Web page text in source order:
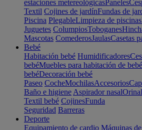
estaciones metereológicasPaneles
Textil Cojines de jardínFundas de
Piscina PlegableLimpieza de piscinas
Juguetes ColumpiosToboganes
Mascotas ComederosJaulasCasetas
Bebé
Habitación bebé Humidificadores
bebéMuebles para habitación de bebé
bebéDecoración bebé
Paseo CocheMochilasAccesorios
Baño e higiene Aspirador nasal
Textil bebé CojinesFunda
Seguridad Barreras
Deporte
Equipamiento de cardio Máquinas